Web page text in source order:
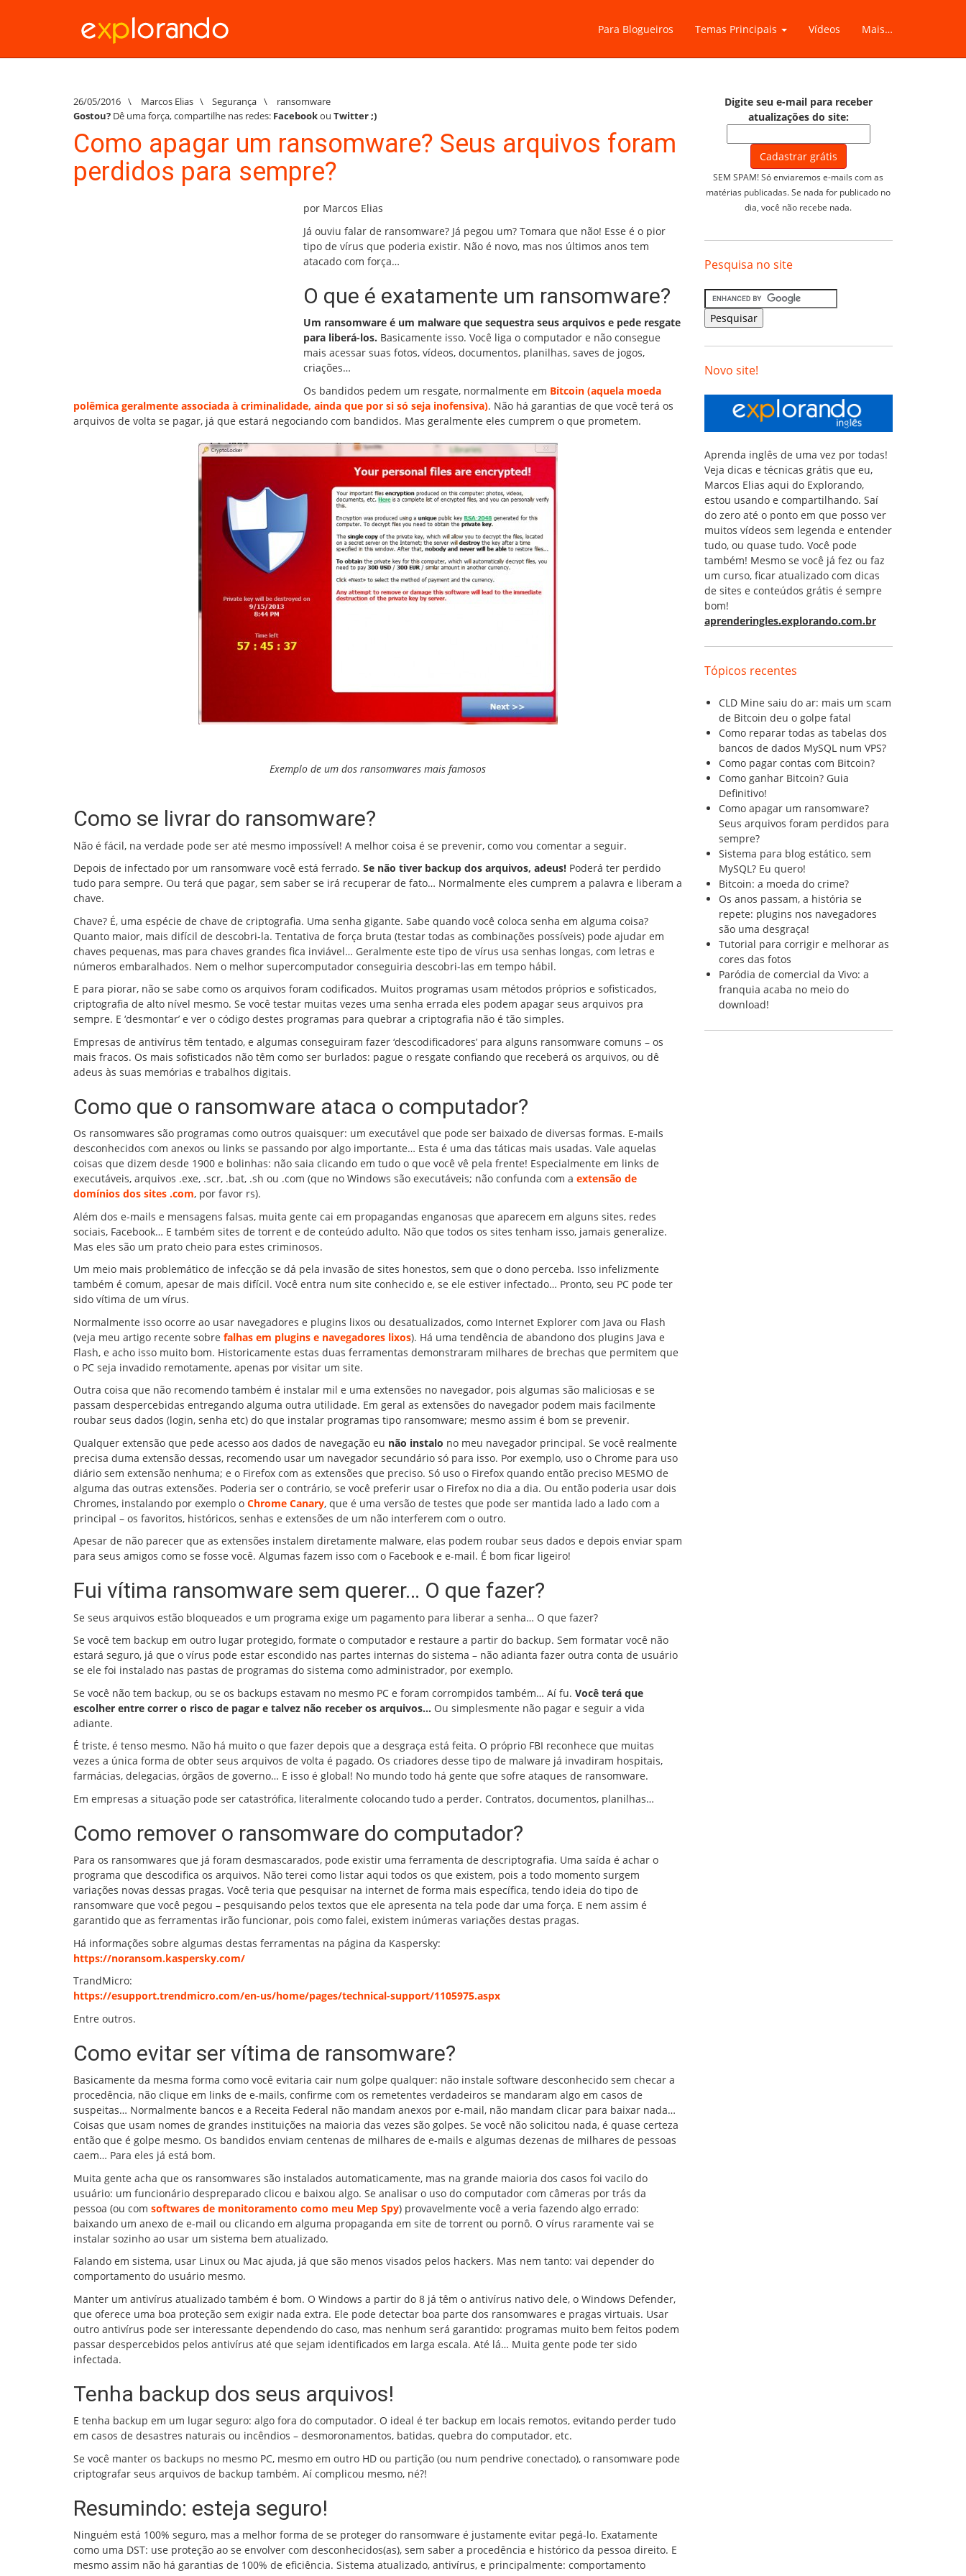
Para Blogueiros Temas Principais Vídeos Mais…
26/05/2016 \ Marcos Elias \ Segurança \
ransomware
Gostou? Dê uma força, compartilhe nas redes: Facebookou Twitter;)
Como apagar um ransomware? Seus arquivos foram
perdidos para sempre?
por Marcos Elias
Já ouviu falar de ransomware? Já pegou um? Tomara que não! Esse é o pior
tipo de vírus que poderia existir. Não é novo, mas nos últimos anos tem
atacado com força…
O que é exatamente um ransomware?
Um ransomware é um malware que sequestra seus arquivos e pede resgate
para liberá-los. Basicamente isso. Você liga o computador e não consegue
mais acessar suas fotos, vídeos, documentos, planilhas, saves de jogos,
criações…
Os bandidos pedem um resgate, normalmente em Bitcoin (aquela moeda
polêmica geralmente associada à criminalidade, ainda que por si só seja inofensiva). Não há garantias de que você terá os
arquivos de volta se pagar, já que estará negociando com bandidos. Mas geralmente eles cumprem o que prometem.
Exemplo de um dos ransomwares mais famosos
Como se livrar do ransomware?
Não é fácil, na verdade pode ser até mesmo impossível! A melhor coisa é se prevenir, como vou comentar a seguir.
Depois de infectado por um ransomware você está ferrado. Se não tiver backup dos arquivos, adeus! Poderá ter perdido
tudo para sempre. Ou terá que pagar, sem saber se irá recuperar de fato… Normalmente eles cumprem a palavra e liberam a
chave.
Chave? É, uma espécie de chave de criptografia. Uma senha gigante. Sabe quando você coloca senha em alguma coisa?
Quanto maior, mais difícil de descobri-la. Tentativa de força bruta (testar todas as combinações possíveis) pode ajudar em
chaves pequenas, mas para chaves grandes fica inviável… Geralmente este tipo de vírus usa senhas longas, com letras e
números embaralhados. Nem o melhor supercomputador conseguiria descobri-las em tempo hábil.
E para piorar, não se sabe como os arquivos foram codificados. Muitos programas usam métodos próprios e sofisticados,
criptografia de alto nível mesmo. Se você testar muitas vezes uma senha errada eles podem apagar seus arquivos pra
sempre. E ‘desmontar’ e ver o código destes programas para quebrar a criptografia não é tão simples.
Empresas de antivírus têm tentado, e algumas conseguiram fazer ‘descodificadores’ para alguns ransomware comuns – os
mais fracos. Os mais sofisticados não têm como ser burlados: pague o resgate confiando que receberá os arquivos, ou dê
adeus às suas memórias e trabalhos digitais.
Como que o ransomware ataca o computador?
Os ransomwares são programas como outros quaisquer: um executável que pode ser baixado de diversas formas. E-mails
desconhecidos com anexos ou links se passando por algo importante… Esta é uma das táticas mais usadas. Vale aquelas
coisas que dizem desde 1900 e bolinhas: não saia clicando em tudo o que você vê pela frente! Especialmente em links de
executáveis, arquivos .exe, .scr, .bat, .sh ou .com (que no Windows são executáveis; não confunda com a extensão de
domínios dos sites .com, por favor rs).
Além dos e-mails e mensagens falsas, muita gente cai em propagandas enganosas que aparecem em alguns sites, redes
sociais, Facebook… E também sites de torrent e de conteúdo adulto. Não que todos os sites tenham isso, jamais generalize.
Mas eles são um prato cheio para estes criminosos.
Um meio mais problemático de infecção se dá pela invasão de sites honestos, sem que o dono perceba. Isso infelizmente
também é comum, apesar de mais difícil. Você entra num site conhecido e, se ele estiver infectado… Pronto, seu PC pode ter
sido vítima de um vírus.
Normalmente isso ocorre ao usar navegadores e plugins lixos ou desatualizados, como Internet Explorer com Java ou Flash
(veja meu artigo recente sobre falhas em plugins e navegadores lixos). Há uma tendência de abandono dos plugins Java e
Flash, e acho isso muito bom. Historicamente estas duas ferramentas demonstraram milhares de brechas que permitem que
o PC seja invadido remotamente, apenas por visitar um site.
Outra coisa que não recomendo também é instalar mil e uma extensões no navegador, pois algumas são maliciosas e se
passam despercebidas entregando alguma outra utilidade. Em geral as extensões do navegador podem mais facilmente
roubar seus dados (login, senha etc) do que instalar programas tipo ransomware; mesmo assim é bom se prevenir.
Qualquer extensão que pede acesso aos dados de navegação eu não instalo no meu navegador principal. Se você realmente
precisa duma extensão dessas, recomendo usar um navegador secundário só para isso. Por exemplo, uso o Chrome para uso
diário sem extensão nenhuma; e o Firefox com as extensões que preciso. Só uso o Firefox quando então preciso MESMO de
alguma das outras extensões. Poderia ser o contrário, se você preferir usar o Firefox no dia a dia. Ou então poderia usar dois
Chromes, instalando por exemplo o Chrome Canary, que é uma versão de testes que pode ser mantida lado a lado com a
principal – os favoritos, históricos, senhas e extensões de um não interferem com o outro.
Apesar de não parecer que as extensões instalem diretamente malware, elas podem roubar seus dados e depois enviar spam
para seus amigos como se fosse você. Algumas fazem isso com o Facebook e e-mail. É bom ficar ligeiro!
Fui vítima ransomware sem querer… O que fazer?
Se seus arquivos estão bloqueados e um programa exige um pagamento para liberar a senha… O que fazer?
Se você tem backup em outro lugar protegido, formate o computador e restaure a partir do backup. Sem formatar você não
estará seguro, já que o vírus pode estar escondido nas partes internas do sistema – não adianta fazer outra conta de usuário
se ele foi instalado nas pastas de programas do sistema como administrador, por exemplo.
Se você não tem backup, ou se os backups estavam no mesmo PC e foram corrompidos também… Aí fu. Você terá que
escolher entre correr o risco de pagar e talvez não receber os arquivos… Ou simplesmente não pagar e seguir a vida
adiante.
É triste, é tenso mesmo. Não há muito o que fazer depois que a desgraça está feita. O próprio FBI reconhece que muitas
vezes a única forma de obter seus arquivos de volta é pagado. Os criadores desse tipo de malware já invadiram hospitais,
farmácias, delegacias, órgãos de governo… E isso é global! No mundo todo há gente que sofre ataques de ransomware.
Em empresas a situação pode ser catastrófica, literalmente colocando tudo a perder. Contratos, documentos, planilhas…
Como remover o ransomware do computador?
Para os ransomwares que já foram desmascarados, pode existir uma ferramenta de descriptografia. Uma saída é achar o
programa que descodifica os arquivos. Não terei como listar aqui todos os que existem, pois a todo momento surgem
variações novas dessas pragas. Você teria que pesquisar na internet de forma mais específica, tendo ideia do tipo de
ransomware que você pegou – pesquisando pelos textos que ele apresenta na tela pode dar uma força. E nem assim é
garantido que as ferramentas irão funcionar, pois como falei, existem inúmeras variações destas pragas.
Há informações sobre algumas destas ferramentas na página da Kaspersky:
https://noransom.kaspersky.com/
TrandMicro:
https://esupport.trendmicro.com/en-us/home/pages/technical-support/1105975.aspx
Entre outros.
Como evitar ser vítima de ransomware?
Basicamente da mesma forma como você evitaria cair num golpe qualquer: não instale software desconhecido sem checar a
procedência, não clique em links de e-mails, confirme com os remetentes verdadeiros se mandaram algo em casos de
suspeitas… Normalmente bancos e a Receita Federal não mandam anexos por e-mail, não mandam clicar para baixar nada…
Coisas que usam nomes de grandes instituições na maioria das vezes são golpes. Se você não solicitou nada, é quase certeza
então que é golpe mesmo. Os bandidos enviam centenas de milhares de e-mails e algumas dezenas de milhares de pessoas
caem… Para eles já está bom.
Muita gente acha que os ransomwares são instalados automaticamente, mas na grande maioria dos casos foi vacilo do
usuário: um funcionário despreparado clicou e baixou algo. Se analisar o uso do computador com câmeras por trás da
pessoa (ou com softwares de monitoramento como meu Mep Spy) provavelmente você a veria fazendo algo errado:
baixando um anexo de e-mail ou clicando em alguma propaganda em site de torrent ou pornô. O vírus raramente vai se
instalar sozinho ao usar um sistema bem atualizado.
Falando em sistema, usar Linux ou Mac ajuda, já que são menos visados pelos hackers. Mas nem tanto: vai depender do
comportamento do usuário mesmo.
Manter um antivírus atualizado também é bom. O Windows a partir do 8 já têm o antivírus nativo dele, o Windows Defender,
que oferece uma boa proteção sem exigir nada extra. Ele pode detectar boa parte dos ransomwares e pragas virtuais. Usar
outro antivírus pode ser interessante dependendo do caso, mas nenhum será garantido: programas muito bem feitos podem
passar despercebidos pelos antivírus até que sejam identificados em larga escala. Até lá… Muita gente pode ter sido
infectada.
Tenha backup dos seus arquivos!
E tenha backup em um lugar seguro: algo fora do computador. O ideal é ter backup em locais remotos, evitando perder tudo
em casos de desastres naturais ou incêndios – desmoronamentos, batidas, quebra do computador, etc.
Se você manter os backups no mesmo PC, mesmo em outro HD ou partição (ou num pendrive conectado), o ransomware pode
criptografar seus arquivos de backup também. Aí complicou mesmo, né?!
Resumindo: esteja seguro!
Ninguém está 100% seguro, mas a melhor forma de se proteger do ransomware é justamente evitar pegá-lo. Exatamente
como uma DST: use proteção ao se envolver com desconhecidos(as), sem saber a procedência e histórico da pessoa direito. E
mesmo assim não há garantias de 100% de eficiência. Sistema atualizado, antivírus, e principalmente: comportamento
Digite seu e-mail para receber
atualizações do site:
SEM SPAM! Só enviaremos e-mails com as
matérias publicadas. Se nada for publicado no
dia, você não recebe nada.
Pesquisa no site
Novo site!
Aprenda inglês de uma vez por todas!
Veja dicas e técnicas grátis que eu,
Marcos Elias aqui do Explorando,
estou usando e compartilhando. Saí
do zero até o ponto em que posso ver
muitos vídeos sem legenda e entender
tudo, ou quase tudo. Você pode
também! Mesmo se você já fez ou faz
um curso, ficar atualizado com dicas
de sites e conteúdos grátis é sempre
bom!
aprenderingles.explorando.com.br
Tópicos recentes
CLD Mine saiu do ar: mais um scam
de Bitcoin deu o golpe fatal
Como reparar todas as tabelas dos
bancos de dados MySQL num VPS?
Como pagar contas com Bitcoin?
Como ganhar Bitcoin? Guia
Definitivo!
Como apagar um ransomware?
Seus arquivos foram perdidos para
sempre?
Sistema para blog estático, sem
MySQL? Eu quero!
Bitcoin: a moeda do crime?
Os anos passam, a história se
repete: plugins nos navegadores
são uma desgraça!
Tutorial para corrigir e melhorar as
cores das fotos
Paródia de comercial da Vivo: a
franquia acaba no meio do
download!